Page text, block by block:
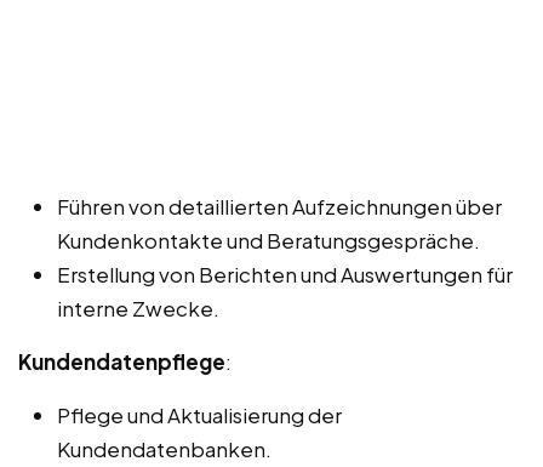
Führen von detaillierten Aufzeichnungen über
Kundenkontakte und Beratungsgespräche.
Erstellung von Berichten und Auswertungen für
interne Zwecke.
Kundendatenpflege:
Pflege und Aktualisierung der
Kundendatenbanken.